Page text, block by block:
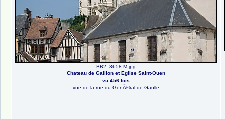
BB2_3658-M.jpg
Chateau de Gaillon et Eglise Saint-Ouen
vu 456 fois
vue de la rue du GenÃ©ral de Gaulle